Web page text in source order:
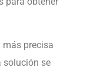
precisa
solución se